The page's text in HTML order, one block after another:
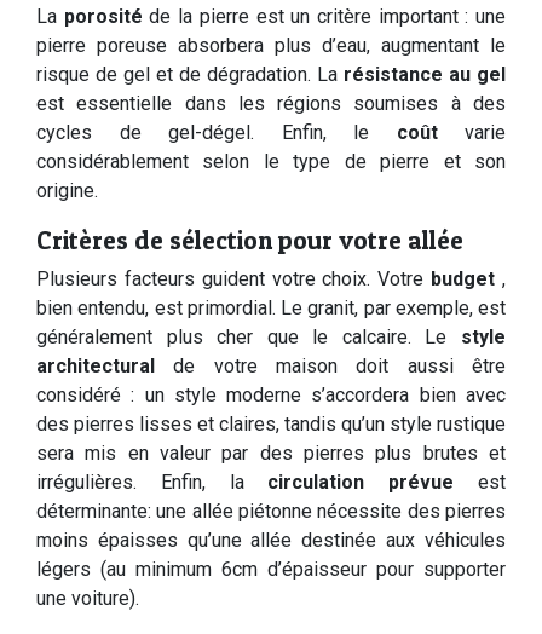
La porositéde la pierre est un critère important : une
pierre poreuse absorbera plus d’eau, augmentant le
risque de gel et de dégradation. La résistance au gel
est essentielle dans les régions soumises à des
cycles de gel-dégel. Enfin, le coût varie
considérablement selon le type de pierre et son
origine.
Critères de sélection pour votre allée
Plusieurs facteurs guident votre choix. Votre budget,
bien entendu, est primordial. Le granit, par exemple, est
généralement plus cher que le calcaire. Le style
architecturalde votre maison doit aussi être
considéré : un style moderne s’accordera bien avec
des pierres lisses et claires, tandis qu’un style rustique
sera mis en valeur par des pierres plus brutes et
irrégulières. Enfin, la circulation prévueest
déterminante: une allée piétonne nécessite des pierres
moins épaisses qu’une allée destinée aux véhicules
légers (au minimum 6cm d’épaisseur pour supporter
une voiture).